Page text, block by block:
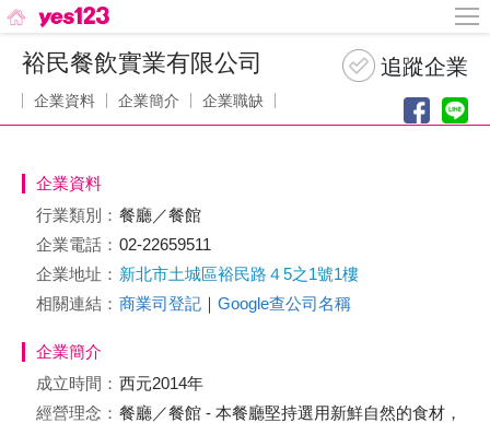
裕民餐飲實業有限公司
企業資料 企業簡介 企業職缺
企業資料
行業類別： 餐廳／餐館
企業電話： 02-22659511
企業地址： 新北市土城區裕民路４5之1號1樓
相關連結： 商業司登記 ｜ Google查公司名稱
企業簡介
成立時間： 西元2014年
經營理念： 餐廳／餐館 - 本餐廳堅持選用新鮮自然的食材，